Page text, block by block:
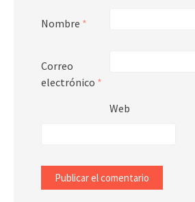
Nombre *
Correo
electrónico *
Web